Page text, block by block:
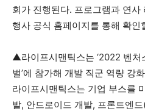
회가 진행된다. 프로그램과 연
행사 공식 홈페이지를 통해 확인
▲라이프시맨틱스는 ‘2022 벤처
벌’에 참가해 개발 직군 역량 강
라이프시맨틱스는 기업 부스를
발, 안드로이드 개발, 프론트엔